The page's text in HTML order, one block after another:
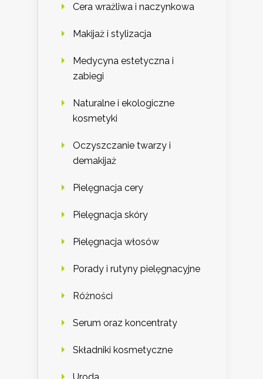
Cera wrażliwa i naczynkowa
Makijaż i stylizacja
Medycyna estetyczna i
zabiegi
Naturalne i ekologiczne
kosmetyki
Oczyszczanie twarzy i
demakijaż
Pielęgnacja cery
Pielęgnacja skóry
Pielęgnacja włosów
Porady i rutyny pielęgnacyjne
Różności
Serum oraz koncentraty
Składniki kosmetyczne
Uroda